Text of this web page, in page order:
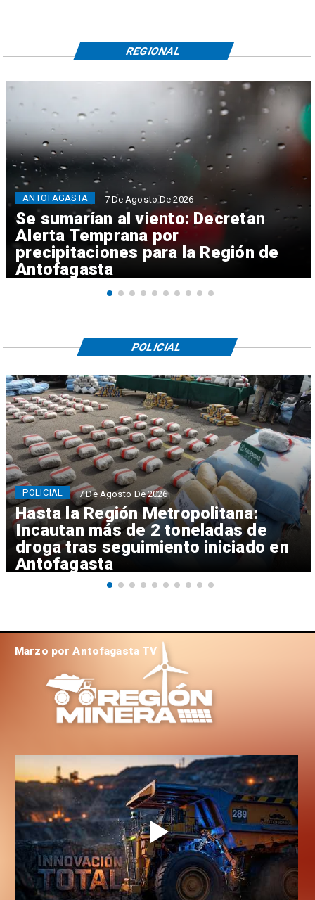
Se sumarían al viento: Decretan
Alerta Temprana por
precipitaciones para la Región de
Antofagasta
ANTOFAGASTA 7 De Agosto De 2026
REGIONAL
Hasta la Región Metropolitana:
Incautan más de 2 toneladas de
droga tras seguimiento iniciado en
Antofagasta
POLICIAL 7 De Agosto De 2026
POLICIAL
Marzo por Antofagasta TV